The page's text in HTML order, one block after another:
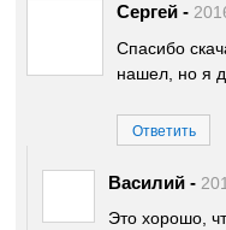
Сергей -
Спасибо
нашел, но я
Ответить
Василий -
Это хорошо,